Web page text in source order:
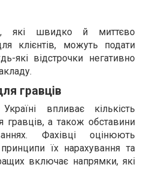
які швидко й миттєво
клієнтів, можуть подати
які відстрочки негативно
гравців
впливає кількість
гравців, а також обставини
Фахівці оцінюють
їх нарахування та
включає напрямки, які